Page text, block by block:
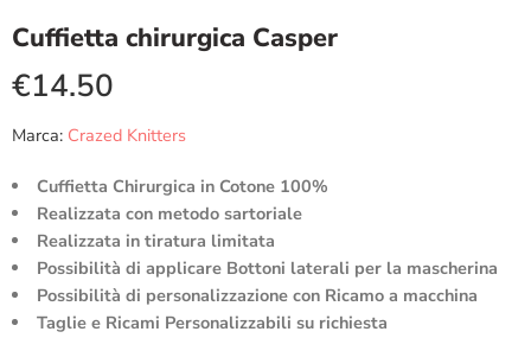
Cuffietta chirurgica Casper
€14.50
Marca: Crazed Knitters
Cuffietta Chirurgica in Cotone 100%
Realizzata con metodo sartoriale
Realizzata in tiratura limitata
Possibilità di applicare Bottoni laterali per la mascherina
Possibilità di personalizzazione con Ricamo a macchina
Taglie e Ricami Personalizzabili su richiesta